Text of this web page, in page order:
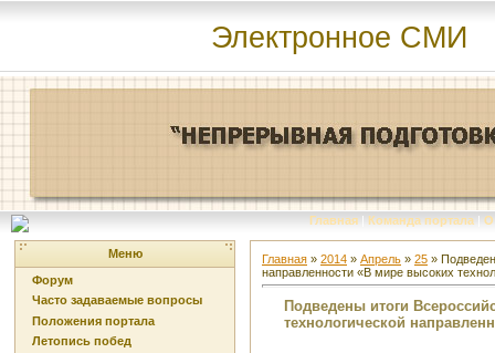
Электронное СМИ
Главная | Команда портала | О
Меню
Форум
Часто задаваемые вопросы
Положения портала
Летопись побед
Главная » 2014 » Апрель » 25 »
направленности «В мире высоких
Подведены итоги
технологической